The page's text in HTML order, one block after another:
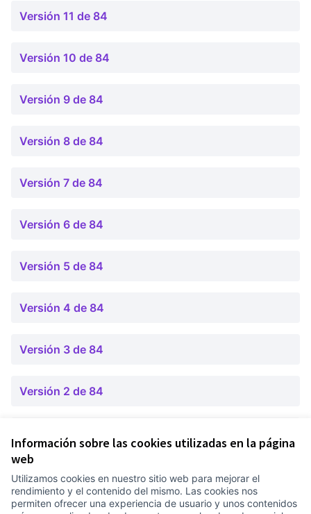
Información sobre las cookies utilizadas en la página
web
Utilizamos cookies en nuestro sitio web para mejorar el
rendimiento y el contenido del mismo. Las cookies nos
permiten ofrecer una experiencia de usuario y unos contenidos
Versión 11 de 84
Versión 10 de 84
Versión 9 de 84
Versión 8 de 84
Versión 7 de 84
Versión 6 de 84
Versión 5 de 84
Versión 4 de 84
Versión 3 de 84
Versión 2 de 84
Términos y condiciones de uso
Configuración de cookies
Comunitat Canòdrom en Facebook
(Link extern)
Comunitat Canòdrom en Instagram
(Link extern)
Comunitat Canòdrom en YouTube
(Link extern)
Castellano